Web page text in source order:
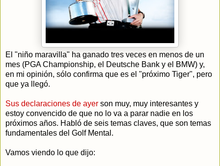
El "niño maravilla" ha ganado tres veces en menos de un
mes (PGA Championship, el Deutsche Bank y el BMW) y,
en mi opinión, sólo confirma que es el "próximo Tiger", pero
que ya llegó.
Sus declaraciones de ayer son muy, muy interesantes y
estoy convencido de que no lo va a parar nadie en los
próximos años. Habló de seis temas claves, que son temas
fundamentales del Golf Mental.
Vamos viendo lo que dijo: